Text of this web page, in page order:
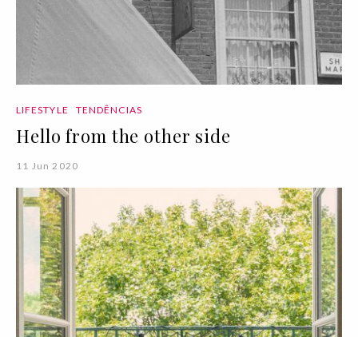
LIFESTYLE TENDÊNCIAS
Hello from the other side
11 Jun 2020